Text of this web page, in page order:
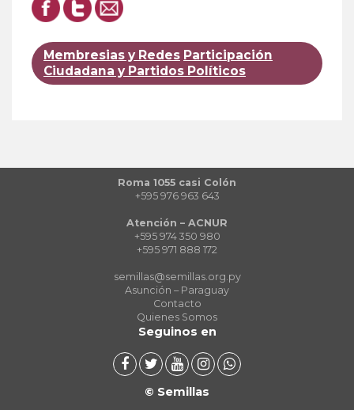
Membresias y Redes Participación
Ciudadana y Partidos Políticos
Roma 1055 casi Colón
+595 976 963 643
Atención – ACNUR
+595 974 350 980
+595 971 888 172
semillas@semillas.org.py
Asunción – Paraguay
Contacto
Quienes Somos
Seguinos en
© Semillas